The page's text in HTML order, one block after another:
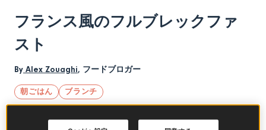
フランス風のフルブレックファ
スト
By Alex Zouaghi, フードブロガー
朝ごはん ブランチ